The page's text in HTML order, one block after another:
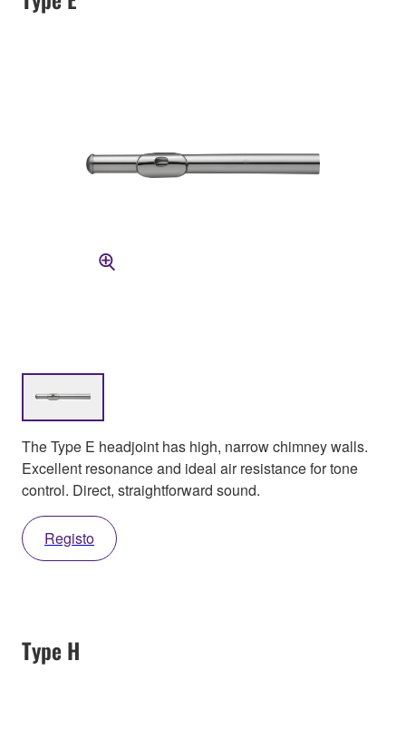
The Type E headjoint has high, narrow chimney walls.
Excellent resonance and ideal air resistance for tone
control. Direct, straightforward sound.
Registo
Type H